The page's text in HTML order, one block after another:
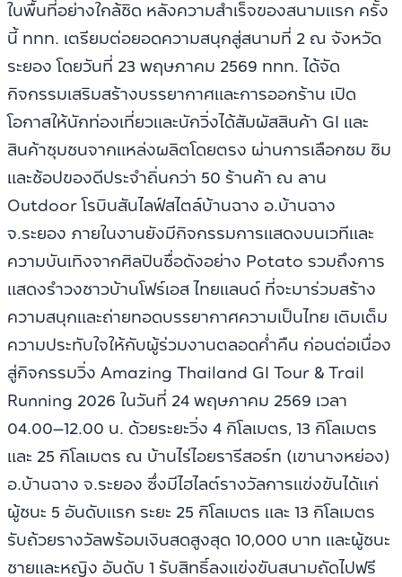
ในพื้นที่อย่างใกล้ชิด หลังความสำเร็จของสนามแรก ครั้ง
นี้ ททท. เตรียมต่อยอดความสนุกสู่สนามที่ 2 ณ จังหวัด
ระยอง โดยวันที่ 23 พฤษภาคม 2569 ททท. ได้จัด
กิจกรรมเสริมสร้างบรรยากาศและการออกร้าน เปิด
โอกาสให้นักท่องเที่ยวและนักวิ่งได้สัมผัสสินค้า GI และ
สินค้าชุมชนจากแหล่งผลิตโดยตรง ผ่านการเลือกชม ชิม
และช้อปของดีประจำถิ่นกว่า 50 ร้านค้า ณ ลาน
Outdoor โรบินสันไลฟ์สไตล์บ้านฉาง อ.บ้านฉาง
จ.ระยอง ภายในงานยังมีกิจกรรมการแสดงบนเวทีและ
ความบันเทิงจากศิลปินชื่อดังอย่าง Potato รวมถึงการ
แสดงรำวงชาวบ้านโฟร์เอส ไทยแลนด์ ที่จะมาร่วมสร้าง
ความสนุกและถ่ายทอดบรรยากาศความเป็นไทย เติมเต็ม
ความประทับใจให้กับผู้ร่วมงานตลอดค่ำคืน ก่อนต่อเนื่อง
สู่กิจกรรมวิ่ง Amazing Thailand GI Tour & Trail
Running 2026 ในวันที่ 24 พฤษภาคม 2569 เวลา
04.00–12.00 น. ด้วยระยะวิ่ง 4 กิโลเมตร, 13 กิโลเมตร
และ 25 กิโลเมตร ณ บ้านไร่ไอยรารีสอร์ท (เขานางหย่อง)
อ.บ้านฉาง จ.ระยอง ซึ่งมีไฮไลต์รางวัลการแข่งขันได้แก่
ผู้ชนะ 5 อันดับแรก ระยะ 25 กิโลเมตร และ 13 กิโลเมตร
รับถ้วยรางวัลพร้อมเงินสดสูงสุด 10,000 บาท และผู้ชนะ
ชายและหญิง อันดับ 1 รับสิทธิ์ลงแข่งขันสนามถัดไปฟรี